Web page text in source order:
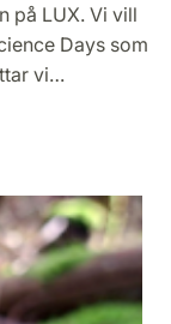
på LUX. Vi vill
Days som
vi…